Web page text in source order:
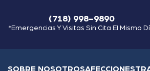
(718) 998-9890
*Emergencias Y Visitas Sin Cita El Mismo
SOBRE NOSOTROSAFECCIONES